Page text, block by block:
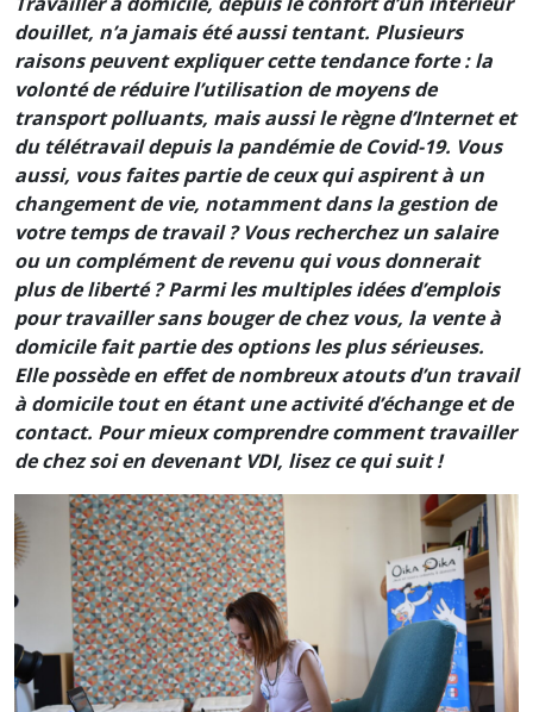
douillet, n’a jamais été aussi tentant. Plusieurs
raisons peuvent expliquer cette tendance forte : la
volonté de réduire l’utilisation de moyens de
transport polluants, mais aussi le règne d’Internet et
du télétravail depuis la pandémie de Covid-19. Vous
aussi, vous faites partie de ceux qui aspirent à un
changement de vie, notamment dans la gestion de
votre temps de travail ? Vous recherchez un salaire
ou un complément de revenu qui vous donnerait
plus de liberté ? Parmi les multiples idées d’emplois
pour travailler sans bouger de chez vous, la vente à
domicile fait partie des options les plus sérieuses.
Elle possède en effet de nombreux atouts d’un travail
à domicile tout en étant une activité d’échange et de
contact. Pour mieux comprendre comment travailler
de chez soi en devenant VDI, lisez ce qui suit !